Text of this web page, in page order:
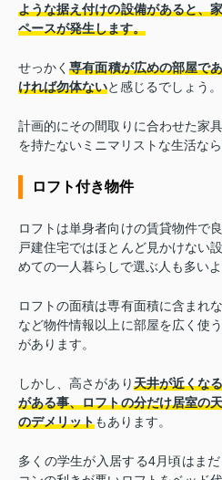
ような据え付けの設備があると、
ペースが発生します。
せっかく専有面積が広めの部屋で
ければ勿体ないと感じるでしょう。
計画的にその間取りに合わせた家
を持たないミニマリストな生活な
ロフト付き物件
ロフトは単身者向けの賃貸物件で
戸建住宅ではほとんど見かけない
めての一人暮らしで選ぶ人も多いよ
ロフトの面積は専有面積に含まれ
など物件情報以上に部屋を広く使
があります。
しかし、高さがあり天井が近くな
がある事、ロフトの分だけ居室の
のデメリットもあります。
多くの学生が入居する4月頃はま